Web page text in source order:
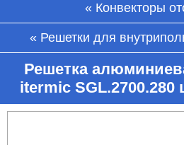
Конвекторы
Решетки для
Решетка
itermic